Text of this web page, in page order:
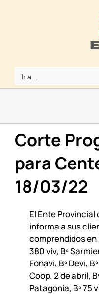
Ir a...
Corte
para
18/03/22
El Ente Provincial
informa a sus
comprendidos en
380 viv, Bº
Fonavi, Bº Devi,
Coop. 2 de abril,
Patagonia, Bº 75